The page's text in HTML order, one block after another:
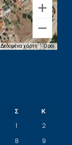
Δεδομένα χάρτη Όροι
Σ
Κ
1
2
8 9